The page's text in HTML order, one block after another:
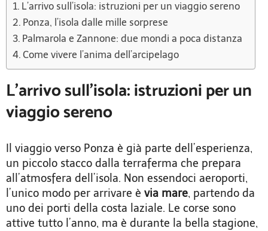
L’arrivo sull’isola: istruzioni per un viaggio sereno
Ponza, l’isola dalle mille sorprese
Palmarola e Zannone: due mondi a poca distanza
Come vivere l’anima dell’arcipelago
L’arrivo sull’isola: istruzioni per un
viaggio sereno
Il viaggio verso Ponza è già parte dell’esperienza,
un piccolo stacco dalla terraferma che prepara
all’atmosfera dell’isola. Non essendoci aeroporti,
l’unico modo per arrivare è via mare, partendo da
uno dei porti della costa laziale. Le corse sono
attive tutto l’anno, ma è durante la bella stagione,